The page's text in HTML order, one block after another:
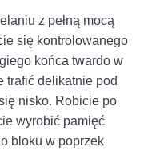
z pełną mocą
się kontrolowanego
końca twardo w
trafić delikatnie pod
nisko. Robicie po
wyrobić pamięć
bloku w poprzek